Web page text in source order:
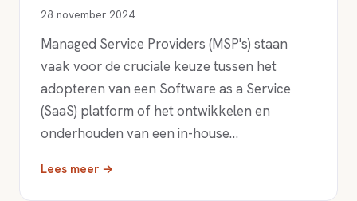
28 november 2024
Managed Service Providers (MSP's) staan
vaak voor de cruciale keuze tussen het
adopteren van een Software as a Service
(SaaS) platform of het ontwikkelen en
onderhouden van een in-house…
Lees meer →